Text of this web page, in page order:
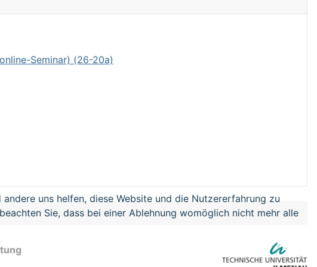
Seminar) (26-20a)
uns helfen, diese Website und die Nutzererfahrung zu
Sie, dass bei einer Ablehnung womöglich nicht mehr alle